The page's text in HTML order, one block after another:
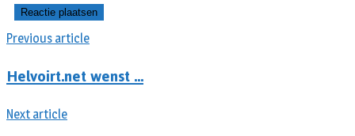
Previous article
Helvoirt.net wenst …
Next article